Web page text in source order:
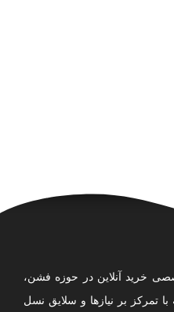
خرید آنلاین در حوزه فشن،
تمرکز بر نیازها و سلایق نسل